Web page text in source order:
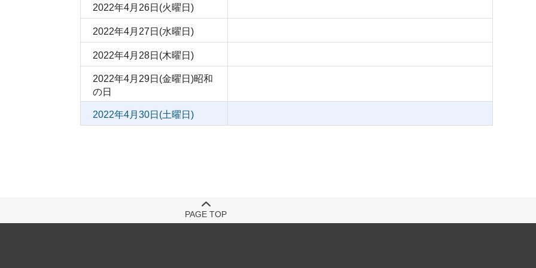
2022年4月26日(火曜日)
2022年4月27日(水曜日)
2022年4月28日(木曜日)
2022年4月29日(金曜日)昭和
の日
2022年4月30日(土曜日)
PAGE TOP